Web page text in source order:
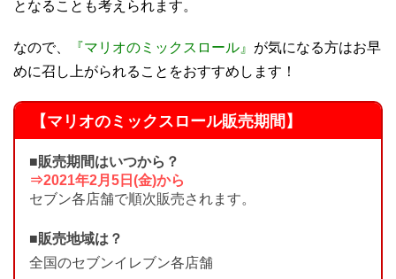
となることも考えられます。
なので、 『マリオのミックスロール』 が気になる方はお早
めに召し上がられることをおすすめします！
【マリオのミックスロール販売期間】
■販売期間はいつから？
⇒2021年2月5日(金)から
セブン各店舗で順次販売されます。
■販売地域は？
全国のセブンイレブン各店舗